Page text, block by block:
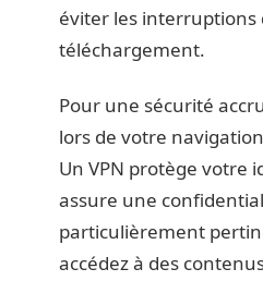
éviter les interruptions
téléchargement.
Pour une sécurité
lors de votre
Un VPN protège votre
assure une
particulièrement
accédez à des